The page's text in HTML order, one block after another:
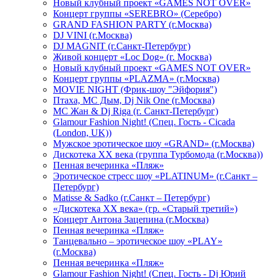
Новый клубный проект «GAMES NOT OVER»
Концерт группы «SEREBRO» (Серебро)
GRAND FASHION PARTY (г.Москва)
DJ VINI (г.Москва)
DJ MAGNIT (г.Санкт-Петербург)
Живой концерт «Loc Dog» (г. Москва)
Новый клубный проект «GAMES NOT OVER»
Концерт группы «PLAZMA» (г.Москва)
MOVIE NIGHT (Фрик-шоу "Эйфория")
Птаха, МС Дым, Dj Nik One (г.Москва)
МС Жан & Dj Riga (г. Санкт-Петербург)
Glamour Fashion Night! (Спец. Гость - Cicada
(London, UK))
Мужское эротическое шоу «GRAND» (г.Москва)
Дискотека XX века (группа Турбомода (г.Москва))
Пенная вечеринка «Пляж»
Эротическое стресс шоу «PLATINUM» (г.Санкт –
Петербург)
Matisse & Sadko (г.Санкт – Петербург)
«Дискотека ХХ века» (гр. «Старый третий»)
Концерт Антона Зацепина (г.Москва)
Пенная вечеринка «Пляж»
Танцевально – эротическое шоу «PLAY»
(г.Москва)
Пенная вечеринка «Пляж»
Glamour Fashion Night! (Спец. Гость - Dj Юрий